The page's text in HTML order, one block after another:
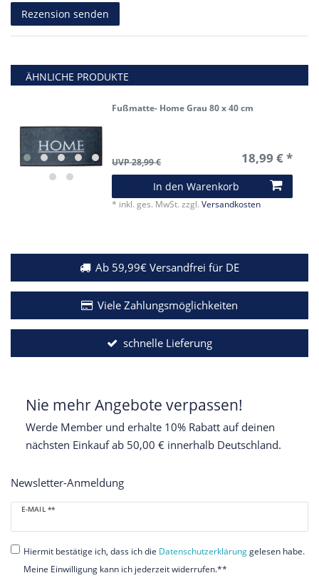
Rezension senden
ÄHNLICHE PRODUKTE
Fußmatte- Home Grau 80 x 40 cm
UVP 28,99 € 18,99 € *
In den Warenkorb
* inkl. ges. MwSt. zzgl.Versandkosten
Ab 59,99€ Versandfrei für DE
Viele Zahlungsmöglichkeiten
schnelle Lieferung
Nie mehr Angebote verpassen!
Werde Member und erhalte 10% Rabatt auf deinen
nächsten Einkauf ab 50,00 € innerhalb Deutschland.
Newsletter-Anmeldung
E-MAIL **
Newsletter
Honig
Hiermit bestätige ich, dass ich die Daten­schutz­erklärunggelesen habe.
Meine Einwilligung kann ich jederzeit widerrufen.**